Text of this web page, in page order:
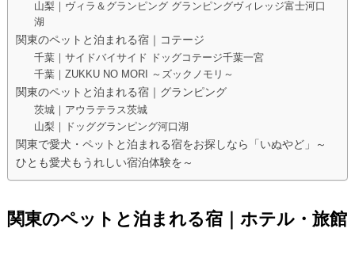
山梨｜ヴィラ＆グランピング グランピングヴィレッジ富士河口
湖
関東のペットと泊まれる宿｜コテージ
千葉｜サイドバイサイド ドッグコテージ千葉一宮
千葉｜ZUKKU NO MORI ～ズックノモリ～
関東のペットと泊まれる宿｜グランピング
茨城｜アウラテラス茨城
山梨｜ドッググランピング河口湖
関東で愛犬・ペットと泊まれる宿をお探しなら「いぬやど」～
ひとも愛犬もうれしい宿泊体験を～
関東のペットと泊まれる宿｜ホテル・旅館